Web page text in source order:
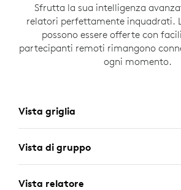
Sfrutta la sua intelligenza
relatori perfettamente inquadrati.
possono essere offerte con
partecipanti remoti rimangono
ogni momento.
Vista griglia
Vista di gruppo
Vista relatore